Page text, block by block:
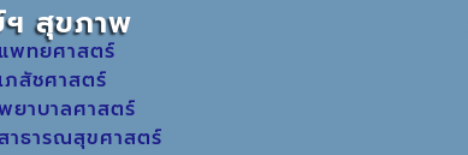
สุขภาพ
แพทยศาสตร์
เภสัชศาสตร์
ยาบาลศาสตร์
าธารณสุขศาสตร์